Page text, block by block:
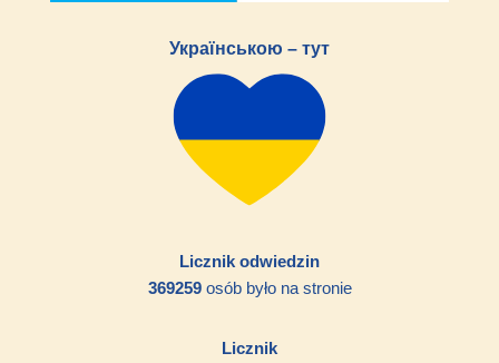
Українською – тут
Licznik odwiedzin
369259osób było na stronie
Licznik